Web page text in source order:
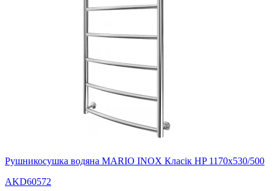
Рушникосушка водяна MARIO INOX Класік HP 1170х530/500
AKD60572